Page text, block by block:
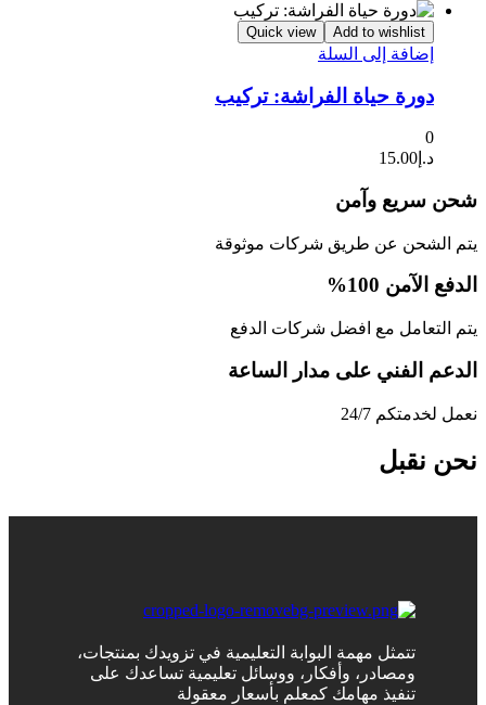
Add to wishlist
Quick view
إضافة إلى السلة
دورة حياة الفراشة: تركيب
0
د.إ 15.00
شحن سريع وآمن
يتم الشحن عن طريق شركات موثوقة
الدفع الآمن 100%
يتم التعامل مع افضل شركات الدفع
الدعم الفني على مدار الساعة
نعمل لخدمتكم 24/7
نحن نقبل
تتمثل مهمة البوابة التعليمية في تزويدك بمنتجات،
ومصادر، وأفكار، ووسائل تعليمية تساعدك على
تنفيذ مهامك كمعلم بأسعار معقولة